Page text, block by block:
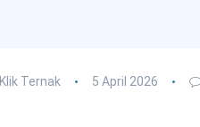
Klik Ternak 5 April 2026